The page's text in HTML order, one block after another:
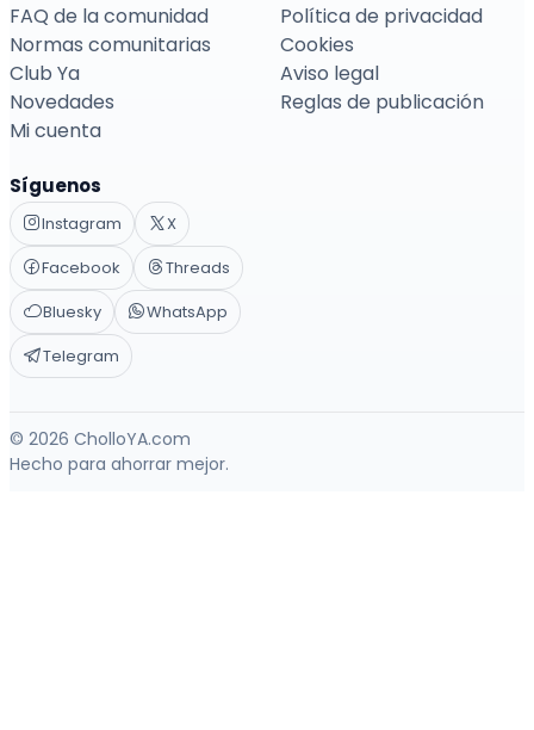
FAQ de la comunidad
Normas comunitarias
Club Ya
Novedades
Mi cuenta
Política de privacidad
Cookies
Aviso legal
Reglas de publicación
Síguenos
Instagram
X
Facebook
Threads
Bluesky
WhatsApp
Telegram
© 2026 CholloYA.com
Hecho para ahorrar mejor.